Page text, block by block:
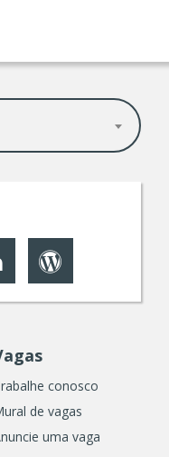
conosco
de vagas
uma vaga